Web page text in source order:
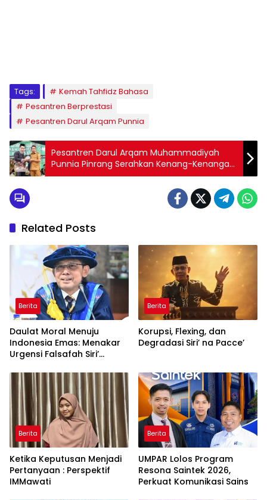
Tags:
Kemah Tahfidz Bahasa
Pesantren Berprestasi
Pesantren Darul Arqam Punnia
Pesantren Darul Arqam Muhammadiyah
Punnia Pinrang Serahkan Kenang-Kenangan
kepada Bupati Sidrap
Related Posts
Berita
Daulat Moral Menuju
Indonesia Emas: Menakar
Urgensi Falsafah Siri’
Ancaman Kleptokrasi
Berita
Korupsi, Flexing, dan
Degradasi Siri’ na Pacce’
Berita
Ketika Keputusan Menjadi
Pertanyaan : Perspektif
IMMawati
Berita
UMPAR Lolos Program
Resona Saintek 2026,
Perkuat Komunikasi Sains